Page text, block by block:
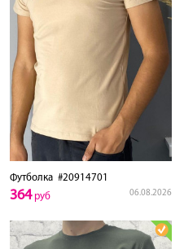
Футболка #20914701
06.08.2026
364руб